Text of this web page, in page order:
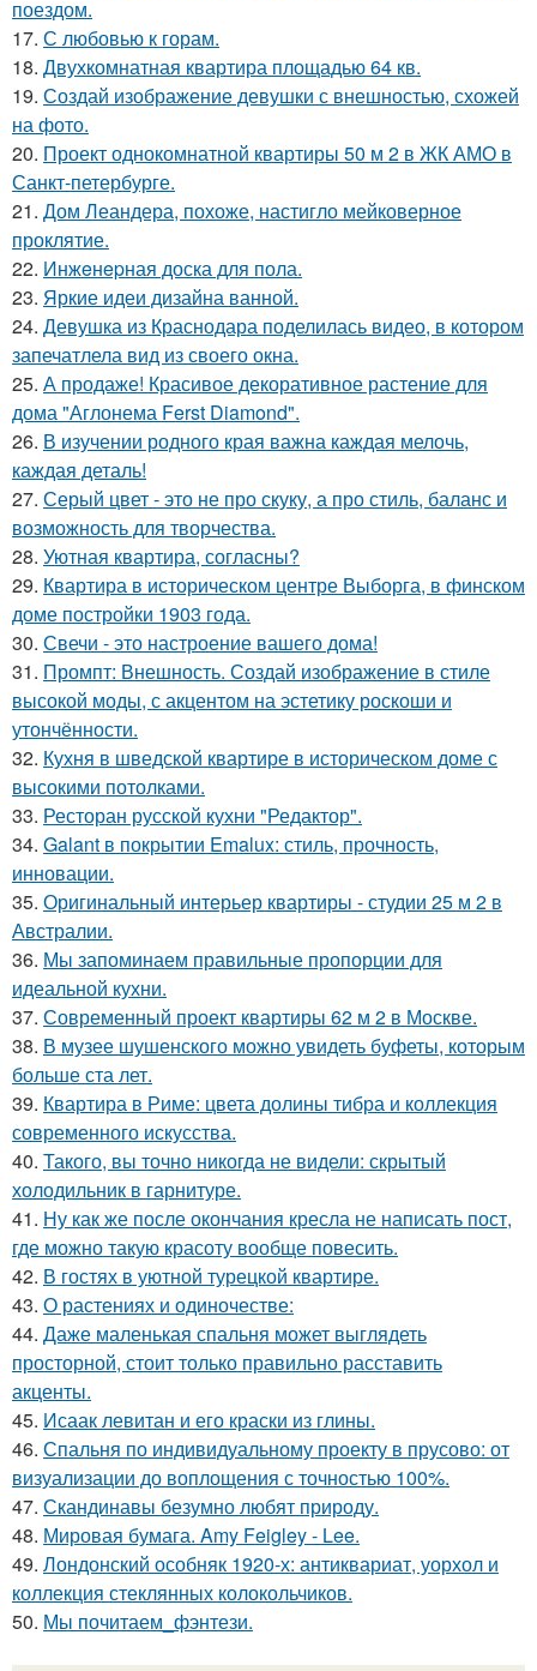
поездом.
17. С любовью к горам.
18. Двухкомнатная квартира площадью 64 кв.
19. Создай изображение девушки с внешностью, схожей
на фото.
20. Проект однокомнатной квартиры 50 м 2 в ЖК АМО в
Санкт-петербурге.
21. Дом Леандера, похоже, настигло мейковерное
проклятие.
22. Инжeнepная доска для пола.
23. Яркие идеи дизайна ванной.
24. Девушка из Краснодара поделилась видео, в котором
запечатлела вид из своего окна.
25. А продаже! Красивое декоративное растение для
дома "Аглонема Ferst Diamond".
26. В изучении родного края важна каждая мелочь,
каждая деталь!
27. Серый цвет - это не про скуку, а про стиль, баланс и
возможность для творчества.
28. Уютная квартира, согласны?
29. Квартира в историческом центре Выборга, в финском
доме постройки 1903 года.
30. Свечи - это настроение вашего дома!
31. Промпт: Внешность. Создай изображение в стиле
высокой моды, с акцентом на эстетику роскоши и
утончённости.
32. Кухня в шведской квартире в историческом доме с
высокими потолками.
33. Ресторан русской кухни "Редактор".
34. Galant в покрытии Emalux: стиль, прочность,
инновации.
35. Оригинальный интерьер квартиры - студии 25 м 2 в
Австралии.
36. Мы запоминаем правильные пропорции для
идеальной кухни.
37. Современный проект квартиры 62 м 2 в Москве.
38. В музее шушенского можно увидеть буфеты, которым
больше ста лет.
39. Квартира в Риме: цвета долины тибра и коллекция
современного искусства.
40. Такого, вы точно никогда не видели: скрытый
холодильник в гарнитуре.
41. Ну как же после окончания кресла не написать пост,
где можно такую красоту вообще повесить.
42. В гостях в уютной турецкой квартире.
43. О растениях и одиночестве:
44. Даже маленькая спальня может выглядеть
просторной, стоит только правильно расставить
акценты.
45. Исаак левитан и его краски из глины.
46. Спальня по индивидуальному проекту в прусово: от
визуализации до воплощения с точностью 100%.
47. Скандинавы безумно любят природу.
48. Мировая бумага. Amy Feigley - Lee.
49. Лондонский особняк 1920-х: антиквариат, уорхол и
коллекция стеклянных колокольчиков.
50. Мы почитаем_фэнтези.